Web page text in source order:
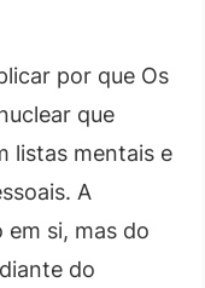
por que Os
que
listas mentais e
A
si, mas do
do